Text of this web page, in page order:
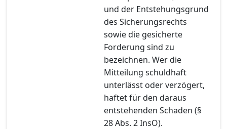
und der Entstehungsgrund
des Sicherungsrechts
sowie die gesicherte
Forderung sind zu
bezeichnen. Wer die
Mitteilung schuldhaft
unterlässt oder verzögert,
haftet für den daraus
entstehenden Schaden (§
28 Abs. 2 InsO).